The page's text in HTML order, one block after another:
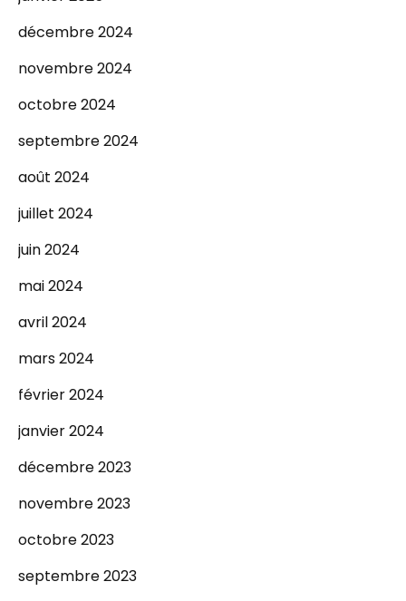
décembre 2024
novembre 2024
octobre 2024
septembre 2024
août 2024
juillet 2024
juin 2024
mai 2024
avril 2024
mars 2024
février 2024
janvier 2024
décembre 2023
novembre 2023
octobre 2023
septembre 2023